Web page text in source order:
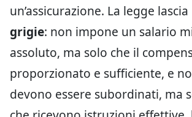
un’assicurazione. La legge
grigie: non impone un salario
assoluto, ma solo che il
proporzionato e sufficiente, e
devono essere subordinati, ma